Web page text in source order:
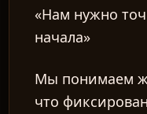
«Нам нужно
начала»
Мы понимаем
что